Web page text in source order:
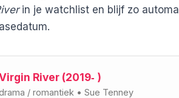
in je watchlist en blijf zo
River (2019‑ )
/ romantiek • Sue Tenney